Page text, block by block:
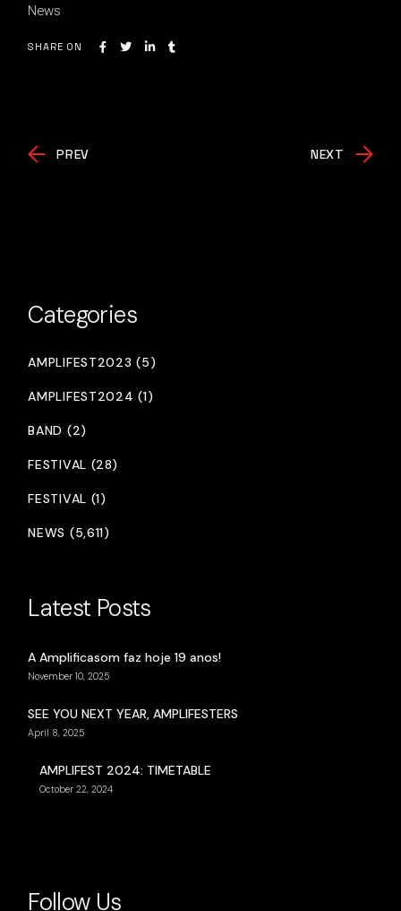
News
SHARE ON
PREV NEXT
Categories
AMPLIFEST2023 (5)
AMPLIFEST2024 (1)
BAND (2)
FESTIVAL (28)
FESTIVAL (1)
NEWS (5,611)
Latest Posts
A Amplificasom faz hoje 19 anos!
November 10, 2025
SEE YOU NEXT YEAR, AMPLIFESTERS
April 8, 2025
AMPLIFEST 2024: TIMETABLE
October 22, 2024
Follow Us